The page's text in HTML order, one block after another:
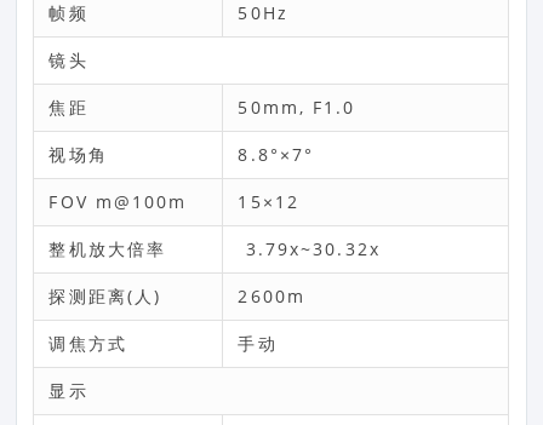
帧频 50Hz
镜头
焦距 50mm, F1.0
视场角 8.8°×7°
FOV m@100m 15×12
整机放大倍率 3.79x~30.32x
探测距离(人) 2600m
调焦方式 手动
显示